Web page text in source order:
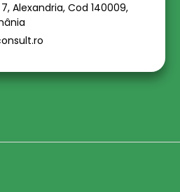
Alexandria, Cod 140009,